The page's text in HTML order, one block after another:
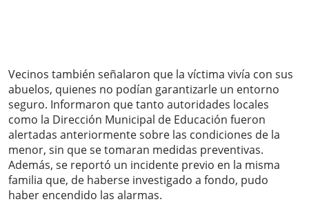
Vecinos también señalaron que la víctima vivía con sus
abuelos, quienes no podían garantizarle un entorno
seguro. Informaron que tanto autoridades locales
como la Dirección Municipal de Educación fueron
alertadas anteriormente sobre las condiciones de la
menor, sin que se tomaran medidas preventivas.
Además, se reportó un incidente previo en la misma
familia que, de haberse investigado a fondo, pudo
haber encendido las alarmas.